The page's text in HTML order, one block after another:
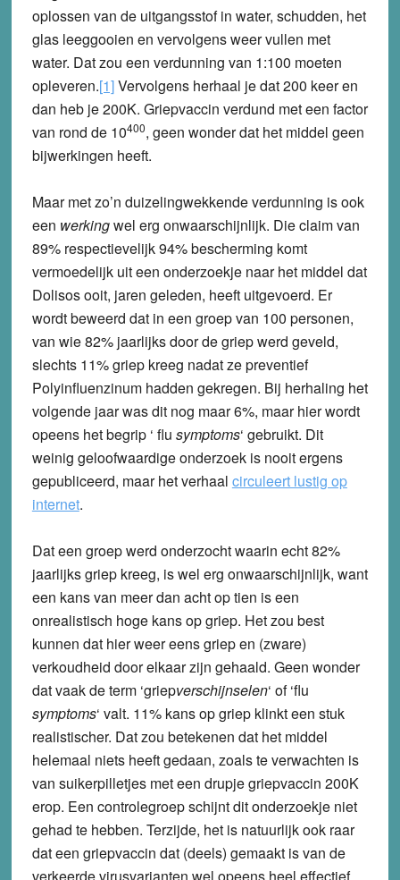
oplossen van de uitgangsstof in water, schudden, het
glas leeggooien en vervolgens weer vullen met
water. Dat zou een verdunning van 1:100 moeten
opleveren.[1]Vervolgens herhaal je dat 200 keer en
dan heb je 200K. Griepvaccin verdund met een factor
van rond de 10400, geen wonder dat het middel geen
bijwerkingen heeft.
Maar met zo’n duizelingwekkende verdunning is ook
een werkingwel erg onwaarschijnlijk. Die claim van
89% respectievelijk 94% bescherming komt
vermoedelijk uit een onderzoekje naar het middel dat
Dolisos ooit, jaren geleden, heeft uitgevoerd. Er
wordt beweerd dat in een groep van 100 personen,
van wie 82% jaarlijks door de griep werd geveld,
slechts 11% griep kreeg nadat ze preventief
Polyinfluenzinum hadden gekregen. Bij herhaling het
volgende jaar was dit nog maar 6%, maar hier wordt
opeens het begrip ‘ flu symptoms‘ gebruikt. Dit
weinig geloofwaardige onderzoek is nooit ergens
gepubliceerd, maar het verhaal circuleert lustig op
internet.
Dat een groep werd onderzocht waarin echt 82%
jaarlijks griep kreeg, is wel erg onwaarschijnlijk, want
een kans van meer dan acht op tien is een
onrealistisch hoge kans op griep. Het zou best
kunnen dat hier weer eens griep en (zware)
verkoudheid door elkaar zijn gehaald. Geen wonder
dat vaak de term ‘griepverschijnselen‘ of ‘flu
symptoms‘ valt. 11% kans op griep klinkt een stuk
realistischer. Dat zou betekenen dat het middel
helemaal niets heeft gedaan, zoals te verwachten is
van suikerpilletjes met een drupje griepvaccin 200K
erop. Een controlegroep schijnt dit onderzoekje niet
gehad te hebben. Terzijde, het is natuurlijk ook raar
dat een griepvaccin dat (deels) gemaakt is van de
verkeerde virusvarianten wel opeens heel effectief